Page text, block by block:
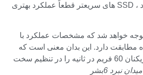
لازم است. با این وجود ، SSD های سریعتر قطعاً عملکرد بهتری
خواهد شد که مشخصات عملکرد با
دارد. این بدان معنی است که
EA توصیه می کند بازیکنان 60 فریم در ثانیه را در تنظیم سخت
میدان نبرد 6 بشر